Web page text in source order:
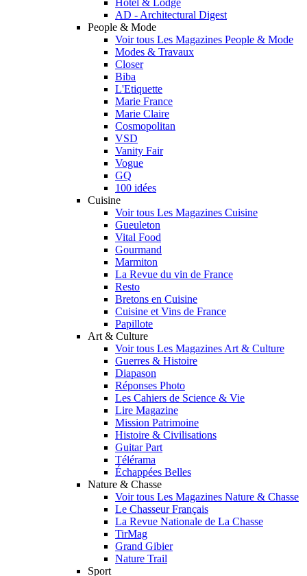
Hôtel & Lodge
AD - Architectural Digest
People & Mode
Voir tous Les Magazines People & Mode
Modes & Travaux
Closer
Biba
L'Etiquette
Marie France
Marie Claire
Cosmopolitan
VSD
Vanity Fair
Vogue
GQ
100 idées
Cuisine
Voir tous Les Magazines Cuisine
Gueuleton
Vital Food
Gourmand
Marmiton
La Revue du vin de France
Resto
Bretons en Cuisine
Cuisine et Vins de France
Papillote
Art & Culture
Voir tous Les Magazines Art & Culture
Guerres & Histoire
Diapason
Réponses Photo
Les Cahiers de Science & Vie
Lire Magazine
Mission Patrimoine
Histoire & Civilisations
Guitar Part
Télérama
Échappées Belles
Nature & Chasse
Voir tous Les Magazines Nature & Chasse
Le Chasseur Français
La Revue Nationale de La Chasse
TirMag
Grand Gibier
Nature Trail
Sport